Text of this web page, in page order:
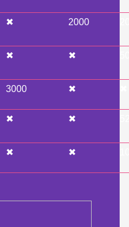
✖ 2000
✖ ✖
3000 ✖
✖ ✖
✖ ✖